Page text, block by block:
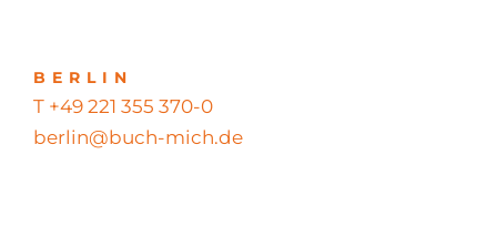
BERLIN
T +49 221 355 370-0
berlin@buch-mich.de